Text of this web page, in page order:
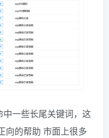
一些长尾关键词，这
向的帮助 市面上很多